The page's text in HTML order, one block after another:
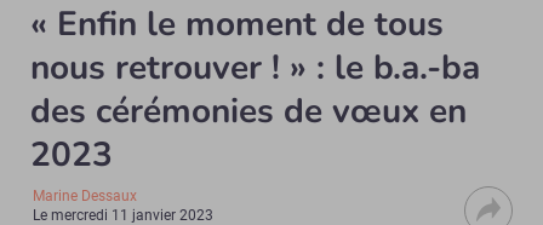
« Enfin le moment de tous
nous retrouver ! » : le b.a.-ba
des cérémonies de vœux en
2023
Marine Dessaux
Lemercredi 11 janvier 2023